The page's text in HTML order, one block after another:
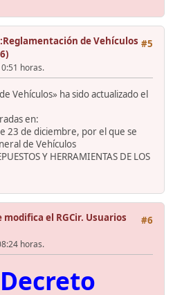
#5
de Vehículos
horas.
Vehículos» ha sido actualizado el
en:
23 de diciembre, por el que se
de Vehículos
Y HERRAMIENTAS DE LOS
#6
modifica el RGCir. Usuarios
horas.